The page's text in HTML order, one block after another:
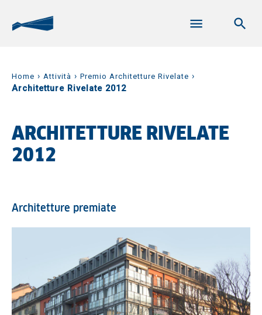
Home › Attività › Premio Architetture Rivelate ›
Architetture Rivelate 2012
ARCHITETTURE RIVELATE
2012
Architetture premiate